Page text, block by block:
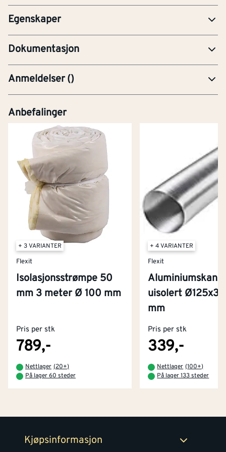
Egenskaper
Dokumentasjon
PRE-Produktdatablad
Anmeldelser()
Anbefalinger
+ 3 VARIANTER
Flexit
Isolasjonsstrømpe 50
mm 3 meter Ø 100 mm
Pris per stk
789,-
Nettlager (20+)
På lager 60 steder
+ 4 VARIANTER
Flexit
Aluminiumskanal
uisolert
mm
Pris per stk
339,-
Nettlager (100+)
På lager 133 steder
Kjøpsinformasjon
Kjøpsbetingelser
Retur- og angrerettsskjema
Tjenester
Montér Klubb
Byggevarehus og åpningstider
Prismatch